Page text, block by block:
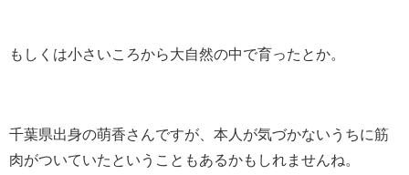
もしくは小さいころから大自然の中で育ったとか。
千葉県出身の萌香さんですが、本人が気づかないうちに筋
肉がついていたということもあるかもしれませんね。